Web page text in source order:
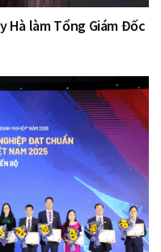
Hà làm Tổng Giám Đốc